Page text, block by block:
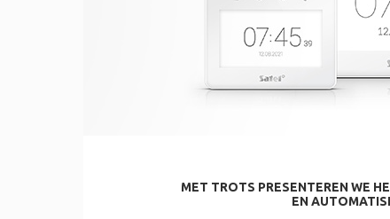
MET TROTS PRESENTEREN WE
EN